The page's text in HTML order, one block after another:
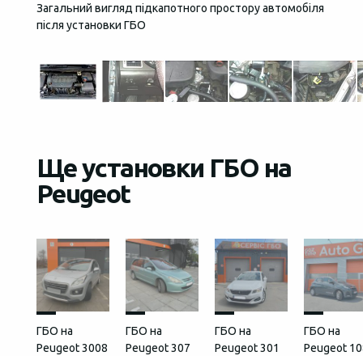
Загальний вигляд підкапотного простору автомобіля
після установки ГБО
Ще установки ГБО на
Peugeot
ГБО на
Peugeot 3008
ГБО на
Peugeot 307
ГБО на
Peugeot 301
ГБО на
Peugeot